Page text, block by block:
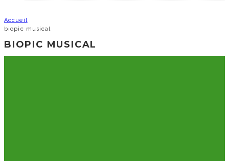
Accueil
biopic musical
BIOPIC MUSICAL